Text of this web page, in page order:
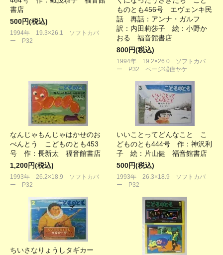
書店
500円(税込)
1994年 19.3×26.1 ソフトカバ
ー P32
ものとも456号 エヴェンキ民
話 再話：アンナ・ガルフ
訳：内田莉莎子 絵：小野か
おる 福音館書店
800円(税込)
1994年 19.2×26.0 ソフトカバ
ー P32 ページ端僅ヤケ
なんじゃもんじゃはかせのお
べんとう こどものとも453
号 作：長新太 福音館書店
1,200円(税込)
1993年 26.2×18.9 ソフトカバ
ー P32
いいことってどんなこと こ
どものとも444号 作：神沢利
子 絵：片山健 福音館書店
500円(税込)
1993年 26.3×18.9 ソフトカバ
ー P32
ちいさなりょうしタギカー